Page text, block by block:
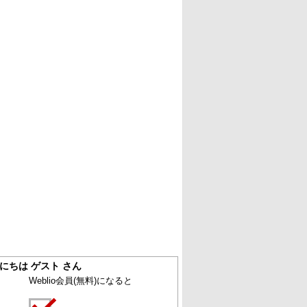
ちは ゲスト さん
Weblio会員(無料)になると